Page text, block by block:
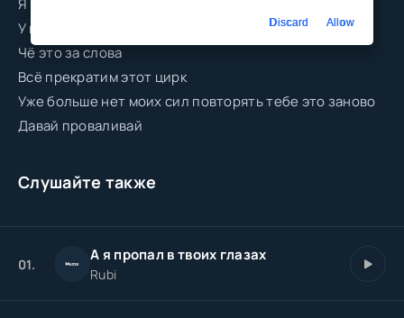
Я могу купить этот ресторан
У меня сейчас прайм-хайп лайм-вайб фа
Чё это за слова
Всё прекратим этот цирк
Уже больше нет моих сил повторять тебе это заново
Давай проваливай
Слушайте также
01. А я пропал в твоих глазах
Rubi
Discard Allow